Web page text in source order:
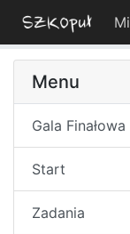
Menu
Gala Finałowa
Start
Zadania